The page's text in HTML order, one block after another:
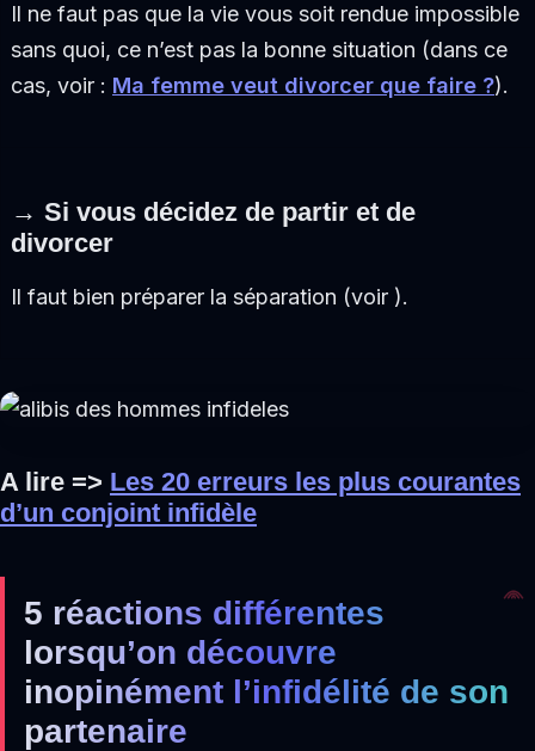
Il ne faut pas que la vie vous soit rendue impossible
sans quoi, ce n’est pas la bonne situation (dans ce
cas, voir : Ma femme veut divorcer que faire ?).
→ Si vous décidez de partir et de
divorcer
Il faut bien préparer la séparation (voir ).
A lire => Les 20 erreurs les plus courantes
d’un conjoint infidèle
5 réactions différentes
lorsqu’on découvre
inopinément l’infidélité de son
partenaire